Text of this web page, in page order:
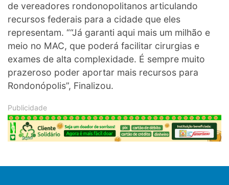
de vereadores rondonopolitanos articulando
recursos federais para a cidade que eles
representam. ““Já garanti aqui mais um milhão e
meio no MAC, que poderá facilitar cirurgias e
exames de alta complexidade. É sempre muito
prazeroso poder aportar mais recursos para
Rondonópolis”, Finalizou.